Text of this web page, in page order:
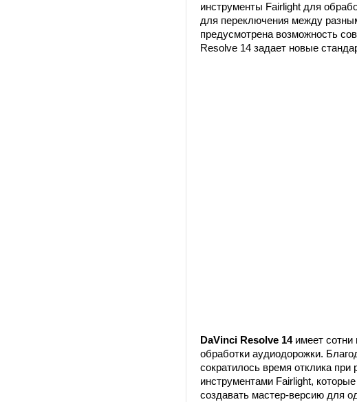
инструменты Fairlight для
для переключения между
предусмотрена возможность
Resolve 14 задает новые
DaVinci Resolve 14имеет сотни
обработки аудиодорожки.
сократилось время отклика
инструментами Fairlight,
создавать мастер-версию для